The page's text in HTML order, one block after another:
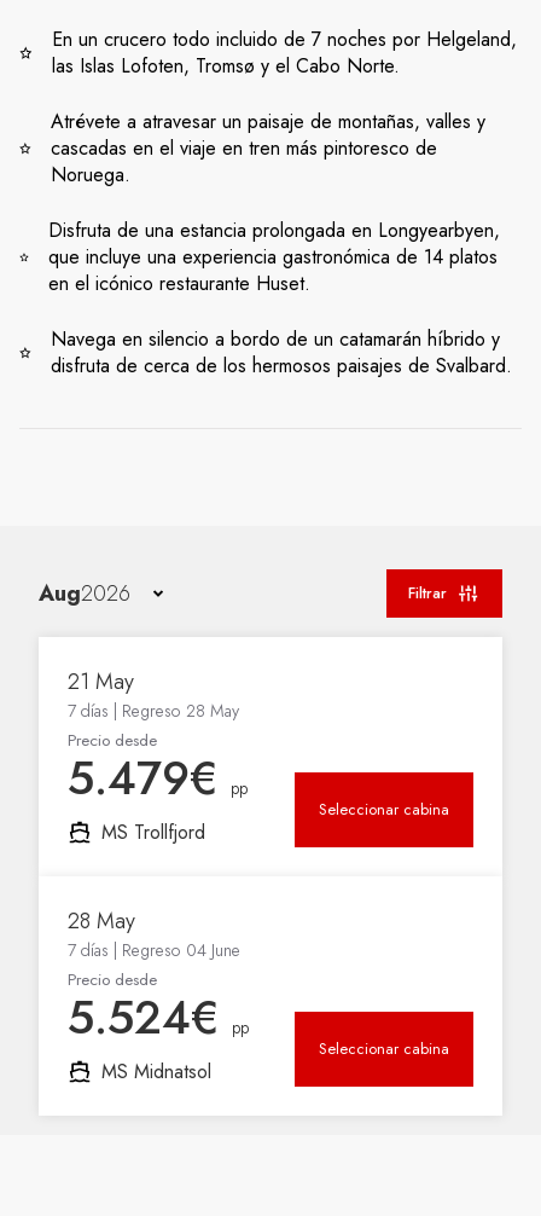
En un crucero todo incluido de 7 noches por Helgeland,
las Islas Lofoten, Tromsø y el Cabo Norte.
Atrévete a atravesar un paisaje de montañas, valles y
cascadas en el viaje en tren más pintoresco de
Noruega.
Disfruta de una estancia prolongada en Longyearbyen,
que incluye una experiencia gastronómica de 14 platos
en el icónico restaurante Huset.
Navega en silencio a bordo de un catamarán híbrido y
disfruta de cerca de los hermosos paisajes de Svalbard.